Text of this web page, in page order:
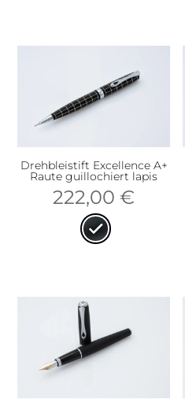
Drehbleistift Excellence A+
Raute guillochiert lapis
222,00€